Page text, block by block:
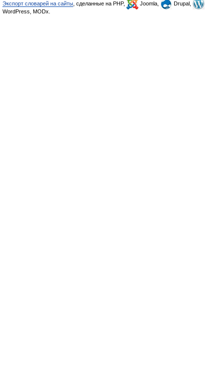
Экспорт словарей на сайты , сделанные на PHP, Joomla,
Drupal,
WordPress, MODx.